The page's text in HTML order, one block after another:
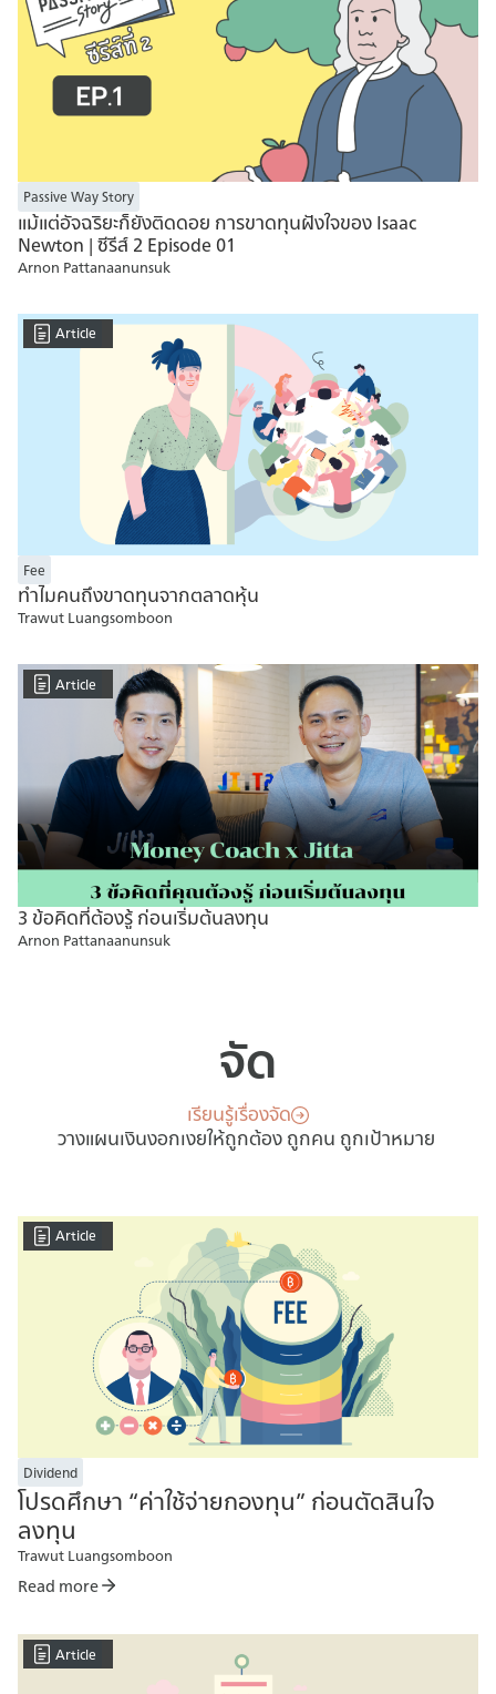
Passive Way Story
แม้แต่อัจฉริยะก็ยังติดดอย การขาดทุนฝังใจของ Isaac
Newton | ซีรีส์ 2 Episode 01
Arnon Pattanaanunsuk
Article
Fee
ทำไมคนถึงขาดทุนจากตลาดหุ้น
Trawut Luangsomboon
Article
3 ข้อคิดที่ต้องรู้ ก่อนเริ่มต้นลงทุน
Arnon Pattanaanunsuk
จัด
วางแผนเงินงอกเงยให้ถูกต้อง ถูกคน ถูกเป้าหมาย
เรียนรู้เรื่องจัด
Article
Dividend
โปรดศึกษา “ค่าใช้จ่ายกองทุน” ก่อนตัดสินใจ
ลงทุน
Trawut Luangsomboon
Read more
Article